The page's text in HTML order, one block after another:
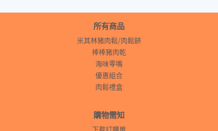
所有商品
米其林豬肉鬆⧸肉鬆餅
棒棒豬肉乾
海味零嘴
優惠組合
肉鬆禮盒
購物需知
下載訂購單